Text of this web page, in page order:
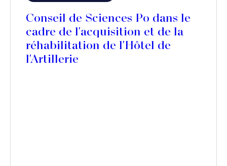
Conseil de Sciences Po dans le
cadre de l'acquisition et de la
réhabilitation de l'Hôtel de
l'Artillerie